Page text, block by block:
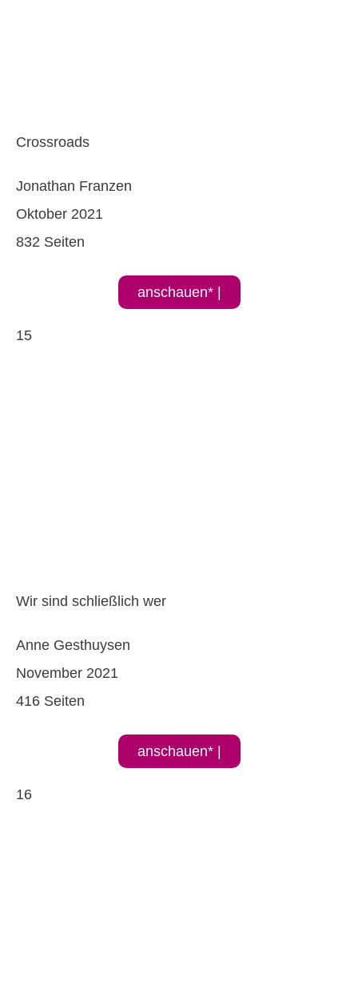
Crossroads
Jonathan Franzen
Oktober 2021
832 Seiten
anschauen* |
15
Wir sind schließlich wer
Anne Gesthuysen
November 2021
416 Seiten
anschauen* |
16